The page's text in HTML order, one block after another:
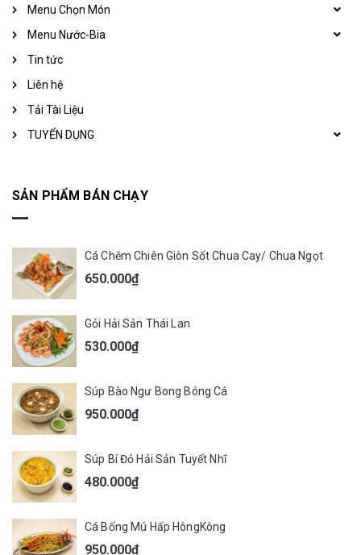
Menu Chọn Món
Menu Nước-Bia
Tin tức
Liên hệ
Tải Tài Liệu
TUYỂN DỤNG
SẢN PHẨM BÁN CHẠY
Cá Chẽm Chiên Giòn Sốt Chua Cay/ Chua Ngọt
650.000₫
Gỏi Hải Sản Thái Lan
530.000₫
Súp Bào Ngư Bong Bóng Cá
950.000₫
Súp Bí Đỏ Hải Sản Tuyết Nhĩ
480.000₫
Cá Bống Mú Hấp HôngKông
950.000₫